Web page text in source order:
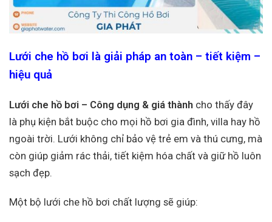
Lưới che hồ bơi là giải pháp an toàn – tiết kiệm –
hiệu quả
Lưới che hồ bơi – Công dụng & giá thành cho thấy đây
là phụ kiện bắt buộc cho mọi hồ bơi gia đình, villa hay hồ
ngoài trời. Lưới không chỉ bảo vệ trẻ em và thú cưng, mà
còn giúp giảm rác thải, tiết kiệm hóa chất và giữ hồ luôn
sạch đẹp.
Một bộ lưới che hồ bơi chất lượng sẽ giúp: